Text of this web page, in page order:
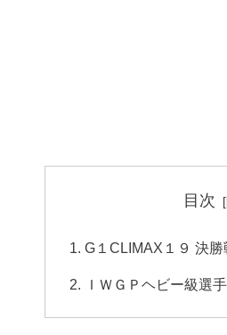
目次
G１CLIMAX１９ 決
ＩＷＧＰヘビー級選